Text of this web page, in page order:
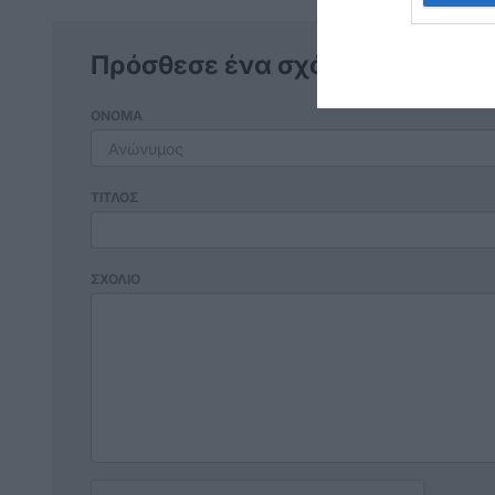
Πρόσθεσε ένα σχόλιο
ΟΝΟΜΑ
ΤΙΤΛΟΣ
ΣΧΟΛΙΟ